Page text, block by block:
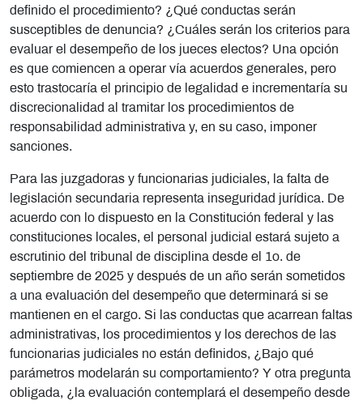
definido el procedimiento? ¿Qué conductas serán
susceptibles de denuncia? ¿Cuáles serán los criterios para
evaluar el desempeño de los jueces electos? Una opción
es que comiencen a operar vía acuerdos generales, pero
esto trastocaría el principio de legalidad e incrementaría su
discrecionalidad al tramitar los procedimientos de
responsabilidad administrativa y, en su caso, imponer
sanciones.
Para las juzgadoras y funcionarias judiciales, la falta de
legislación secundaria representa inseguridad jurídica. De
acuerdo con lo dispuesto en la Constitución federal y las
constituciones locales, el personal judicial estará sujeto a
escrutinio del tribunal de disciplina desde el 1o. de
septiembre de 2025 y después de un año serán sometidos
a una evaluación del desempeño que determinará si se
mantienen en el cargo. Si las conductas que acarrean faltas
administrativas, los procedimientos y los derechos de las
funcionarias judiciales no están definidos, ¿Bajo qué
parámetros modelarán su comportamiento? Y otra pregunta
obligada, ¿la evaluación contemplará el desempeño desde